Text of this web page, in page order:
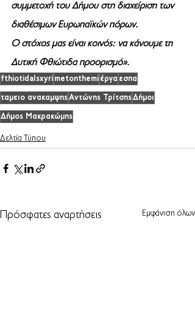
συμμετοχή του Δήμου στη διαχείριση των
διαθέσιμων Ευρωπαϊκών πόρων.
Ο στόχος μας είναι κοινός: να κάνουμε τη
Δυτική Φθιώτιδα προορισμό».
fthiotidaIsxyri metonthemi έργα εσπα
ταμειο ανακαμψηςΑντώνης ΤρίτσηςΔήμοι
Δήμος Μακρακώμης
Δελτία Τύπου
Πρόσφατες αναρτήσεις Εμφάνιση όλων